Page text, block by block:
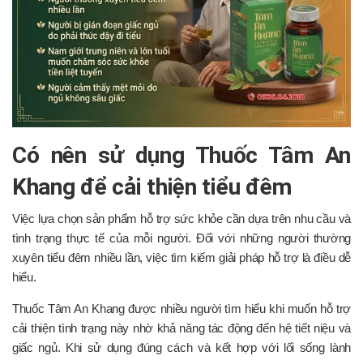
Có nên sử dụng Thuốc Tâm An
Khang để cải thiện tiểu đêm
Việc lựa chọn sản phẩm hỗ trợ sức khỏe cần dựa trên nhu cầu và
tình trạng thực tế của mỗi người. Đối với những người thường
xuyên tiểu đêm nhiều lần, việc tìm kiếm giải pháp hỗ trợ là điều dễ
hiểu.
Thuốc Tâm An Khang được nhiều người tìm hiểu khi muốn hỗ trợ
cải thiện tình trạng này nhờ khả năng tác động đến hệ tiết niệu và
giấc ngủ. Khi sử dụng đúng cách và kết hợp với lối sống lành